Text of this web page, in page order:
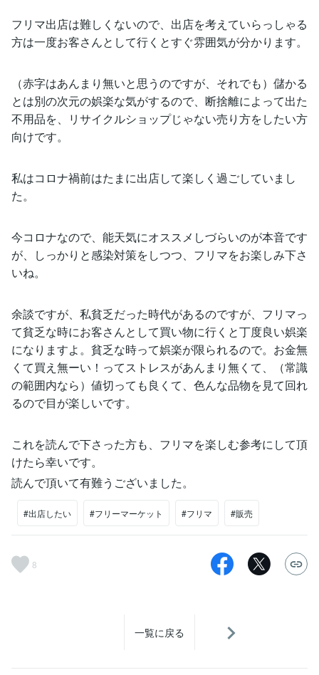
フリマ出店は難しくないので、出店を考えていらっしゃる
方は一度お客さんとして行くとすぐ雰囲気が分かります。
（赤字はあんまり無いと思うのですが、それでも）儲かる
とは別の次元の娯楽な気がするので、断捨離によって出た
不用品を、リサイクルショップじゃない売り方をしたい方
向けです。
私はコロナ禍前はたまに出店して楽しく過ごしていまし
た。
今コロナなので、能天気にオススメしづらいのが本音です
が、しっかりと感染対策をしつつ、フリマをお楽しみ下さ
いね。
余談ですが、私貧乏だった時代があるのですが、フリマっ
て貧乏な時にお客さんとして買い物に行くと丁度良い娯楽
になりますよ。貧乏な時って娯楽が限られるので。お金無
くて買え無ーい！ってストレスがあんまり無くて、（常識
の範囲内なら）値切っても良くて、色んな品物を見て回れ
るので目が楽しいです。
これを読んで下さった方も、フリマを楽しむ参考にして頂
けたら幸いです。
読んで頂いて有難うございました。
#出店したい #フリーマーケット #フリマ #販売
8
一覧に戻る